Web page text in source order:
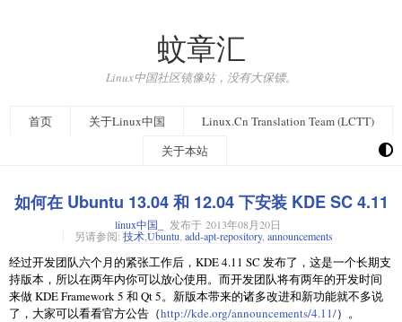
蚊章汇
Linux中国社区镜像站，没有大保镖。
首页 关于Linux中国
Linux.Cn Translation Team (LCTT)
关于本站
如何在 Ubuntu 13.04 和 12.04 下安装 KDE SC 4.11
linux中国_ 发布于 2013年08月20日
另请参阅: 技术,Ubuntu, add-apt-repository, announcements
经过开发团队六个月的紧张工作后，KDE 4.11 SC 发布了，这是一个长期支
持版本，所以在两年内你可以放心使用。而开发团队将有两年的开发时间
来做 KDE Framework 5 和 Qt 5。新版本带来的诸多改进和新功能就不多说
了，大家可以看看官方公告（http://kde.org/announcements/4.11/）。